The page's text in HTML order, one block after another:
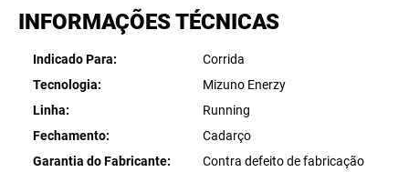
INFORMAÇÕES TÉCNICAS
Indicado Para
Corrida
Tecnologia
Mizuno Enerzy
Linha
Running
Fechamento
Cadarço
Garantia do Fabricante
Contra defeito de fabricação